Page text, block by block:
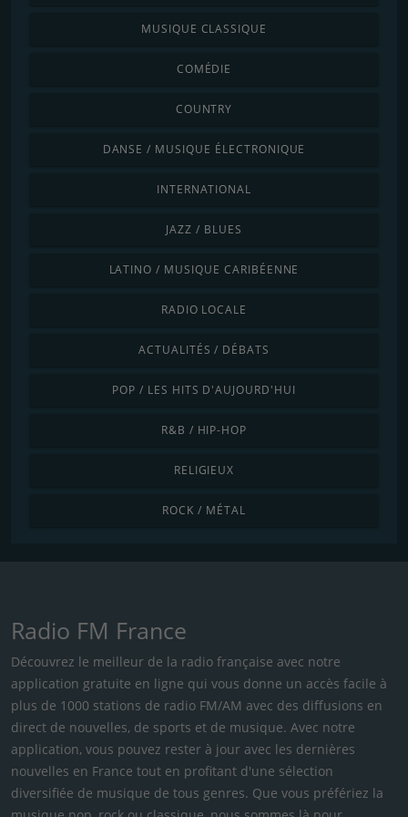
MUSIQUE CLASSIQUE
COMÉDIE
COUNTRY
DANSE / MUSIQUE ÉLECTRONIQUE
INTERNATIONAL
JAZZ / BLUES
LATINO / MUSIQUE CARIBÉENNE
RADIO LOCALE
ACTUALITÉS / DÉBATS
POP / LES HITS D'AUJOURD'HUI
R&B / HIP-HOP
RELIGIEUX
ROCK / MÉTAL
Radio FM France
Découvrez le meilleur de la radio française avec notre
application gratuite en ligne qui vous donne un accès facile à
plus de 1000 stations de radio FM/AM avec des diffusions en
direct de nouvelles, de sports et de musique. Avec notre
application, vous pouvez rester à jour avec les dernières
nouvelles en France tout en profitant d'une sélection
diversifiée de musique de tous genres. Que vous préfériez la